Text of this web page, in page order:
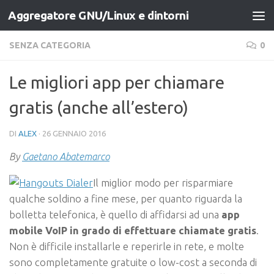
Salta al contenuto
Aggregatore GNU/Linux e dintorni
SENZA CATEGORIA 0
Le migliori app per chiamare
gratis (anche all’estero)
DI ALEX · 26 GENNAIO 2016
By Gaetano Abatemarco
Il miglior modo per risparmiare
qualche soldino a fine mese, per quanto riguarda la
bolletta telefonica, è quello di affidarsi ad una app
mobile VoIP in grado di effettuare chiamate gratis
Non è difficile installarle e reperirle in rete, e molte
sono completamente gratuite o low-cost a seconda di